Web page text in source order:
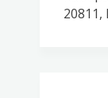
20811,